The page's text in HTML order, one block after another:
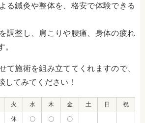
る鍼灸や整体を、格安で体験できる
調整し、肩こりや腰痛、身体の疲れ
て施術を組み立ててくれますので、
してみてください！
火 水 木 金 土 日 祝
休 〇 〇 〇